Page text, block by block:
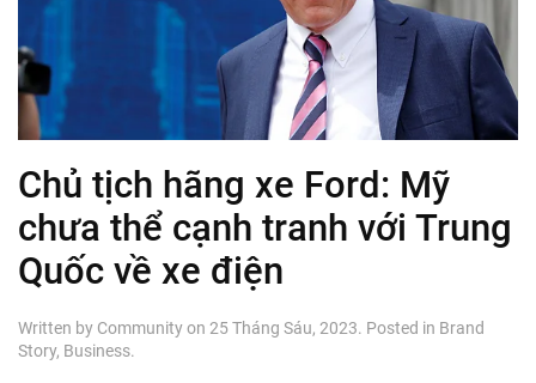
Chủ tịch hãng xe Ford: Mỹ
chưa thể cạnh tranh với Trung
Quốc về xe điện
Written by Communityon 25 Tháng Sáu, 2023. Posted in Brand
Story, Business.